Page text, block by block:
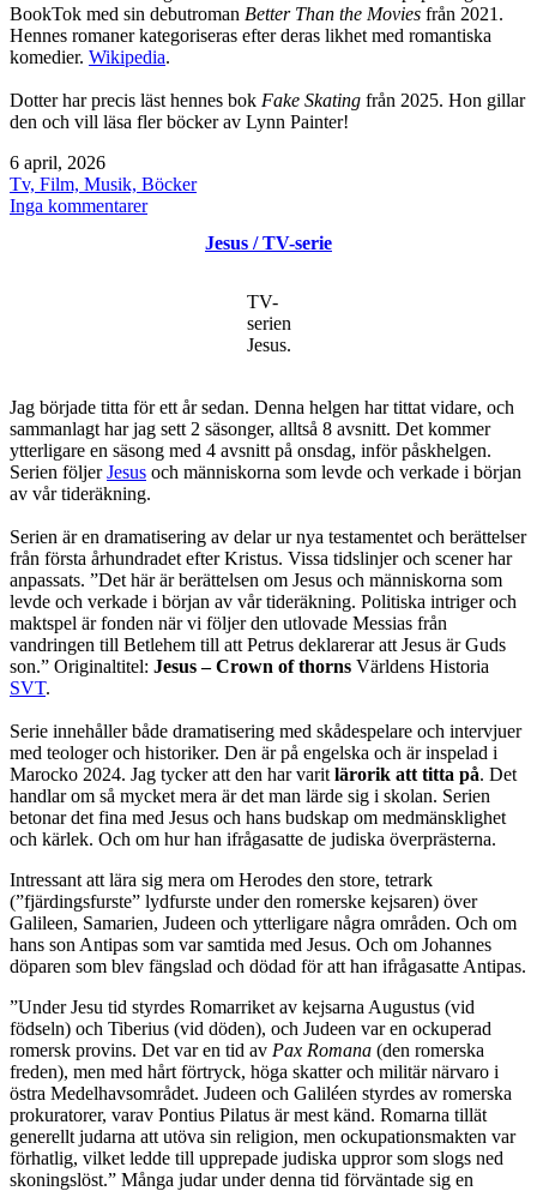
BookTok med sin debutroman Better Than the Movies från 2021.
Hennes romaner kategoriseras efter deras likhet med romantiska
komedier. Wikipedia.
Dotter har precis läst hennes bok Fake Skating från 2025. Hon gillar
den och vill läsa fler böcker av Lynn Painter!
Publicerat
den
6 april, 2026
Kategoriserat
som
Tv, Film, Musik, Böcker
Inga kommentarertill
Jesus / TV-serie
TV-
serien
Jesus.
Jag började titta för ett år sedan. Denna helgen har tittat vidare, och
sammanlagt har jag sett 2 säsonger, alltså 8 avsnitt. Det kommer
ytterligare en säsong med 4 avsnitt på onsdag, inför påskhelgen.
Serien följerJesus och människorna som levde och verkade i början
av vår tideräkning.
Serien är en dramatisering av delar ur nya testamentet och berättelser
från första århundradet efter Kristus. Vissa tidslinjer och scener har
anpassats. ”Det här är berättelsen om Jesus och människorna som
levde och verkade i början av vår tideräkning. Politiska intriger och
maktspel är fonden när vi följer den utlovade Messias från
vandringen till Betlehem till att Petrus deklarerar att Jesus är Guds
son.” Originaltitel: Jesus – Crown of thorns Världens Historia
SVT.
Serie innehåller både dramatisering med skådespelare och intervjuer
med teologer och historiker. Den är på engelska och är inspelad i
Marocko 2024. Jag tycker att den har varit lärorik att titta på. Det
handlar om så mycket mera är det man lärde sig i skolan. Serien
betonar det fina med Jesus och hans budskap om medmänsklighet
och kärlek. Och om hur han ifrågasatte de judiska överprästerna.
Intressant att lära sig mera om Herodes den store, tetrark
(”fjärdingsfurste” lydfurste under den romerske kejsaren) över
Galileen, Samarien, Judeen och ytterligare några områden. Och om
hans son Antipas som var samtida med Jesus. Och om Johannes
döparen som blev fängslad och dödad för att han ifrågasatte Antipas.
”Under Jesu tid styrdes Romarriket av kejsarna Augustus (vid
födseln) och Tiberius (vid döden), och Judeen var en ockuperad
romersk provins. Det var en tid av Pax Romana (den romerska
freden), men med hårt förtryck, höga skatter och militär närvaro i
östra Medelhavsområdet. Judeen och Galiléen styrdes av romerska
prokuratorer, varav Pontius Pilatus är mest känd. Romarna tillät
generellt judarna att utöva sin religion, men ockupationsmakten var
förhatlig, vilket ledde till upprepade judiska uppror som slogs ned
skoningslöst.” Många judar under denna tid förväntade sig en